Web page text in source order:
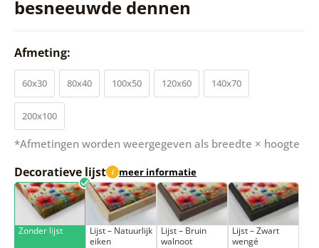
besneeuwde dennen
Afmeting:
60x30 80x40 100x50 120x60 140x70
200x100
*Afmetingen worden weergegeven als breedte × hoogte
Decoratieve lijst i meer informatie
Zonder lijst
Lijst – Natuurlijk
eiken
Lijst – Bruin
walnoot
Lijst – Zwart
wengé